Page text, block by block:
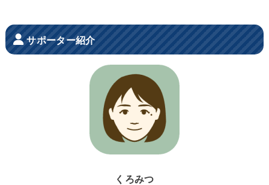
サポーター紹介
くろみつ